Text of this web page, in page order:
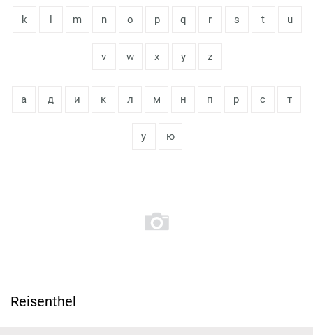
k m n o p q r s t u
v w x y z
а д и к л м н п р с т
у ю
Reisenthel